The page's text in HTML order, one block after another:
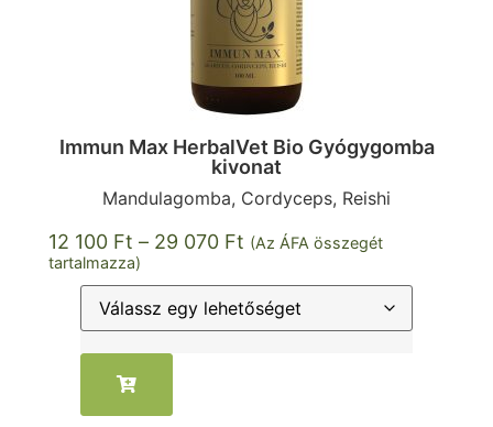
Immun Max HerbalVet Bio Gyógygomba
kivonat
Mandulagomba, Cordyceps, Reishi
12 100 Ft – 29 070 Ft (Az ÁFA összegét
tartalmazza)